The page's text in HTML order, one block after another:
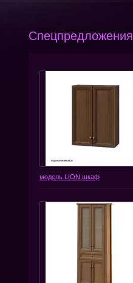
Спецпредложения
модель LION шкаф